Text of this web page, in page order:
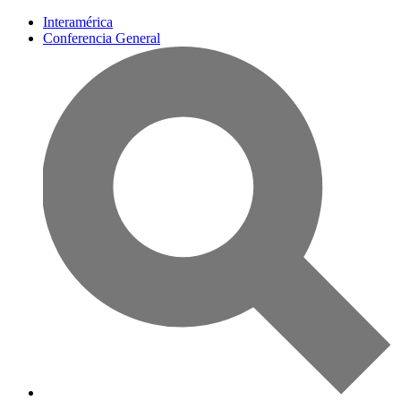
Interamérica
Conferencia General